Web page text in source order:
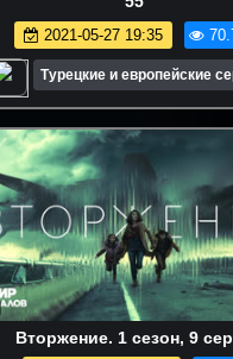
2021-05-27 19:35
Турецкие и европейские
Bтopжeниe. 1 сезон, 9